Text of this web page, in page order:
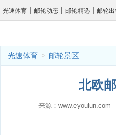
光速体育 | 邮轮动态 | 邮轮精选 | 邮轮
光速体育 > 邮轮景区
北欧
来源：